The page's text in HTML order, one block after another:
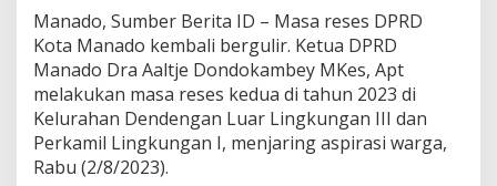
a
p
A
s
p
i
r
a
Manado, Sumber Berita ID – Masa reses DPRD
Kota Manado kembali bergulir. Ketua DPRD
Manado Dra Aaltje Dondokambey MKes, Apt
melakukan masa reses kedua di tahun 2023 di
Kelurahan Dendengan Luar Lingkungan III dan
Perkamil Lingkungan I, menjaring aspirasi warga,
Rabu (2/8/2023).